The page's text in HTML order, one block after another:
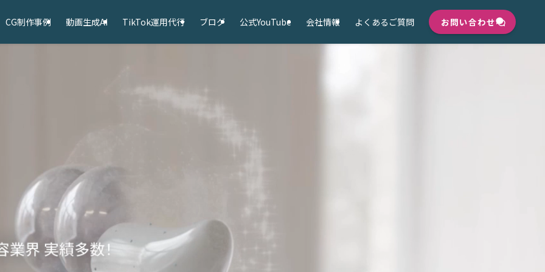
CG制作事例 動画生成AI TikTok運用代行 ブログ 公式YouTube 会社情報 よくあるご質問 お問い合わせ